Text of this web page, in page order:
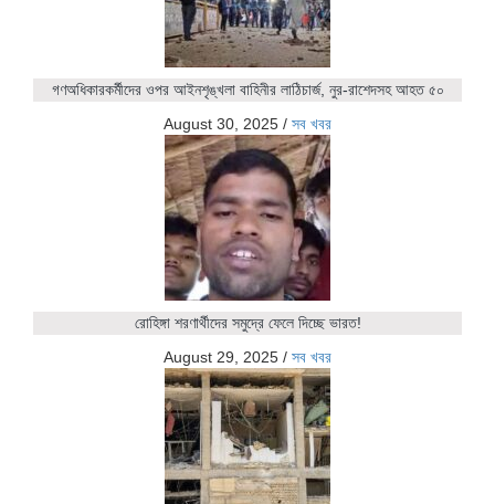
গণঅধিকারকর্মীদের ওপর আইনশৃঙ্খলা বাহিনীর লাঠিচার্জ, নুর-রাশেদসহ আহত ৫০
August 30, 2025 / সব খবর
রোহিঙ্গা শরণার্থীদের সমুদ্রে ফেলে দিচ্ছে ভারত!
August 29, 2025 / সব খবর